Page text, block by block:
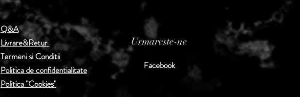
Q&A
Livrare&Retur
Termeni si Conditii
Politica de confidentialitate
Politica "Cookies"
Urmareste-ne
Facebook